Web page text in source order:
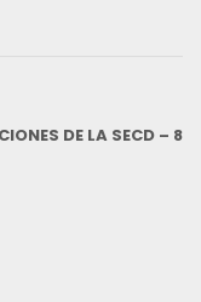
DE LA SECD – 8